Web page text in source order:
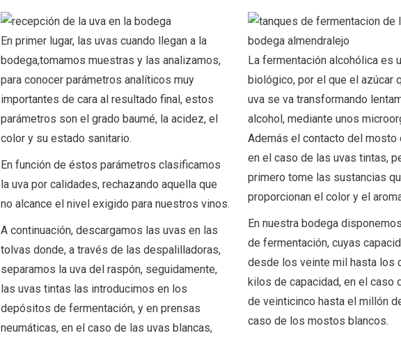
En primer lugar, las uvas cuando llegan a la
bodega,tomamos muestras y las analizamos,
para conocer parámetros analíticos muy
importantes de cara al resultado final, estos
parámetros son el grado baumé, la acidez, el
color y su estado sanitario.
En función de éstos parámetros clasificamos
la uva por calidades, rechazando aquella que
no alcance el nivel exigido para nuestros vinos.
A continuación, descargamos las uvas en las
tolvas donde, a través de las despalilladoras,
separamos la uva del raspón, seguidamente,
las uvas tintas las introducimos en los
depósitos de fermentación, y en prensas
neumáticas, en el caso de las uvas blancas,
La fermentación alcohólica es
biológico, por el que el azúcar
uva se va transformando
alcohol, mediante unos
Además el contacto del mosto
en el caso de las uvas tintas,
primero tome las sustancias
proporcionan el color y el
En nuestra bodega
de fermentación, cuyas
desde los veinte mil hasta los
kilos de capacidad, en el caso
de veinticinco hasta el millón
caso de los mostos blancos.